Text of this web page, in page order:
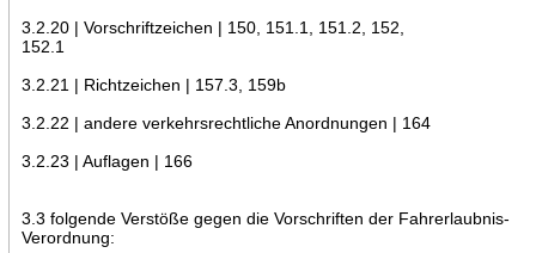
3.2.20 | Vorschriftzeichen | 150, 151.1, 151.2, 152,
152.1
3.2.21 | Richtzeichen | 157.3, 159b
3.2.22 | andere verkehrsrechtliche Anordnungen | 164
3.2.23 | Auflagen | 166
3.3 folgende Verstöße gegen die Vorschriften der Fahrerlaubnis-
Verordnung: